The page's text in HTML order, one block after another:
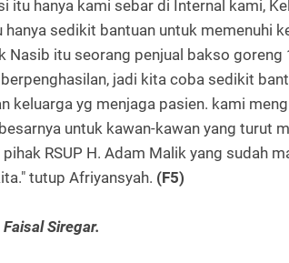
itu hanya kami sebar di Internal kami,
hanya sedikit bantuan untuk memenuhi
Nasib itu seorang penjual bakso
jadi kita coba sedikit
keluarga yg menjaga pasien. kami
untuk kawan-kawan yang turut
RSUP H. Adam Malik yang sudah
tutup Afriyansyah. (F5)
Siregar.